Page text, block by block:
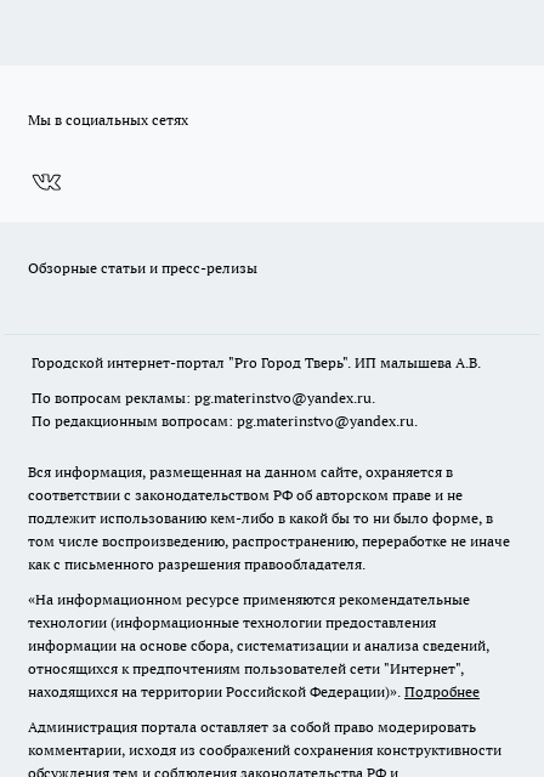
Мы в социальных сетях
Обзорные статьи и пресс-релизы
Городской интернет-портал "Pro Город Тверь". ИП малышева А.В.
По вопросам рекламы: pg.materinstvo@yandex.ru.
По редакционным вопросам: pg.materinstvo@yandex.ru.
Вся информация, размещенная на данном сайте, охраняется в
соответствии с законодательством РФ об авторском праве и не
подлежит использованию кем-либо в какой бы то ни было форме, в
том числе воспроизведению, распространению, переработке не иначе
как с письменного разрешения правообладателя.
«На информационном ресурсе применяются рекомендательные
технологии (информационные технологии предоставления
информации на основе сбора, систематизации и анализа сведений,
относящихся к предпочтениям пользователей сети "Интернет",
находящихся на территории Российской Федерации)». Подробнее
Администрация портала оставляет за собой право модерировать
комментарии, исходя из соображений сохранения конструктивности
обсуждения тем и соблюдения законодательства РФ и